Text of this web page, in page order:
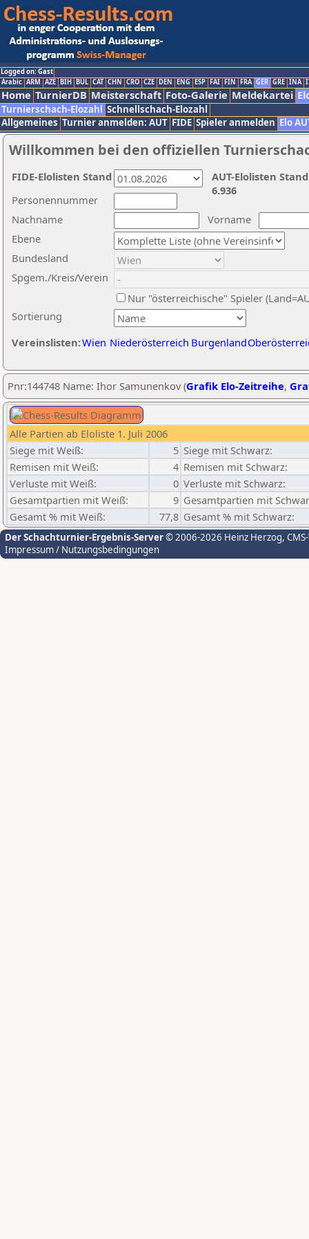
Logged on: Gast
Arabic ARM AZE BIH BUL CAT CHN CRO CZE DEN ENG ESP FAI FIN FRA GER GRE INA
Home TurnierDB Meisterschaft Foto-Galerie Meldekartei
Turnierschach-Elozahl Schnellschach-Elozahl
Allgemeines Turnier anmelden: AUT FIDE Spieler anmelden Elo
Willkommen bei den offiziellen
Nachname
Vorname
Ebene
Sortierung
Personennummer
Bundesland
Spgem./Kreis/Verein
Nur "österreichische" Spieler
Vereinslisten:Wien Niederösterreich Burgenland
AUT-Elolisten
6.936
FIDE-Elolisten Stand
Pnr:144748 Name: Ihor Samunenkov (Grafik Elo-Zeitreihe,
Alle Partien ab Eloliste 1. Juli 2006
Siege mit Weiß:
5 Siege mit Schwarz:
Remisen mit Weiß:
4 Remisen mit Schwarz:
Verluste mit Weiß:
0 Verluste mit Schwarz:
Gesamtpartien mit Weiß:
9 Gesamtpartien mit
Gesamt % mit Weiß:
77,8 Gesamt % mit Schwarz:
Der Schachturnier-Ergebnis-Server© 2006-2026 Heinz Herzog,
Impressum / Nutzungsbedingungen